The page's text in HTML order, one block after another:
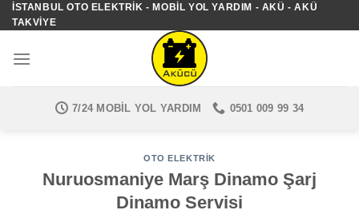
İçeriğe
atla
İSTANBUL OTO ELEKTRIK - MOBIL YOL YARDIM - AKÜ - AKÜ
TAKVIYE
7/24 MOBIL YOL YARDIM 0501 009 99 34
OTO ELEKTRIK
Nuruosmaniye Marş Dinamo Şarj
Dinamo Servisi